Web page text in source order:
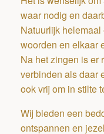
waar nodig en
Natuurlijk
woorden en elkaar
Na het zingen is er
verbinden als daar
ook vrij om in stilte
Wij bieden een
ontspannen en